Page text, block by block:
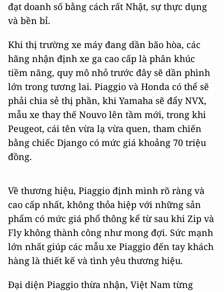
đạt doanh số bằng cách rất Nhật, sự thực dụng
và bền bỉ.
Khi thị trường xe máy đang dần bão hòa, các
hãng nhận định xe ga cao cấp là phân khúc
tiềm năng, quy mô nhỏ trước đây sẽ dần phình
lớn trong tương lai. Piaggio và Honda có thể sẽ
phải chia sẻ thị phần, khi Yamaha sẽ đẩy NVX,
mẫu xe thay thế Nouvo lên tầm mới, trong khi
Peugeot, cái tên vừa lạ vừa quen, tham chiến
bằng chiếc Django có mức giá khoảng 70 triệu
đồng.
Về thương hiệu, Piaggio định mình rõ ràng và
cao cấp nhất, không thỏa hiệp với những sản
phẩm có mức giá phổ thông kể từ sau khi Zip và
Fly không thành công như mong đợi. Sức mạnh
lớn nhất giúp các mẫu xe Piaggio đến tay khách
hàng là thiết kế và tình yêu thương hiệu.
Đại diện Piaggio thừa nhận, Việt Nam từng